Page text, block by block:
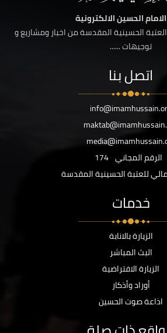
الحسين الالكترونية
الحسينية المقدسة من اخبار ومشاريع و
توجيهات ......
اتصل بنا
الرقم المجاني 174
للعتبة الحسينية المقدسة
خدمات
الزيارة بالانابة
البث المباشر
الزيارة الافتراضية
أوراد وأذكار
اذاعة صوت الحسين